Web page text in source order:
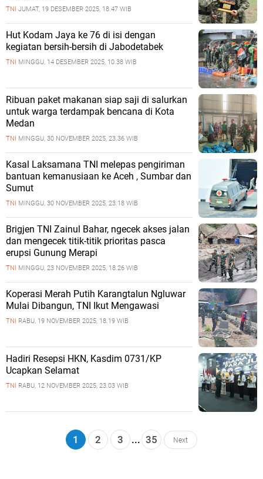
TNI JUMAT, 19 DESEMBER 2025, 18.47 WIB
Hut Kodam Jaya ke 76 di isi dengan
kegiatan bersih-bersih di Jabodetabek
TNI MINGGU, 14 DESEMBER 2025, 10.38 WIB
Ribuan paket makanan siap saji di salurkan
untuk warga terdampak bencana di Kota
Medan
TNI MINGGU, 30 NOVEMBER 2025, 23.36 WIB
Kasal Laksamana TNI melepas pengiriman
bantuan kemanusiaan ke Aceh , Sumbar dan
Sumut
TNI MINGGU, 30 NOVEMBER 2025, 23.18 WIB
Brigjen TNI Zainul Bahar, ngecek akses jalan
dan mengecek titik-titik prioritas pasca
erupsi Gunung Merapi
TNI MINGGU, 23 NOVEMBER 2025, 18.26 WIB
Koperasi Merah Putih Karangtalun Ngluwar
Mulai Dibangun, TNI Ikut Mengawasi
TNI RABU, 19 NOVEMBER 2025, 18.19 WIB
Hadiri Resepsi HKN, Kasdim 0731/KP
Ucapkan Selamat
TNI RABU, 12 NOVEMBER 2025, 23.03 WIB
1 2 3 ... 35 Next